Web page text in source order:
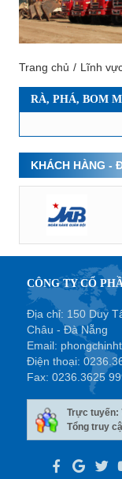
Trang chủ Lĩnh
RÀ, PHÁ, BOM
KHÁCH HÀNG -
CÔNG TY CỔ
Địa chỉ: 150 Duy
Châu - Đà Nẵng
Email:
Điện thoại:
Fax: 0236.3625
Trực tuyến:
Tổng truy